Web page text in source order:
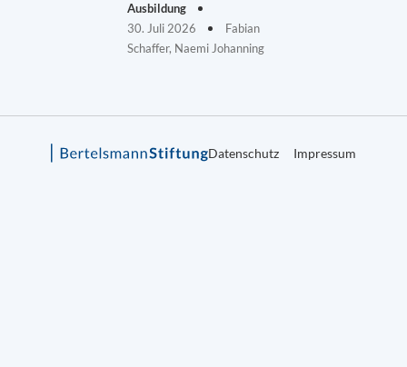
Ausbildung
30. Juli 2026
Fabian
Schaffer, Naemi Johanning
Datenschutz Impressum